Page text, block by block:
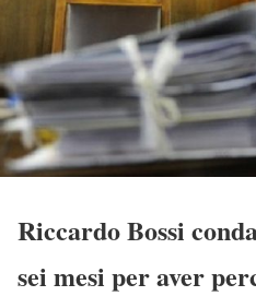
Riccardo Bossi
sei mesi per aver